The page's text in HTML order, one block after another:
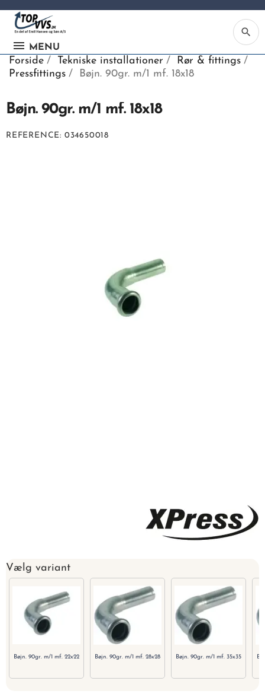
MENU
search
Forside Tekniske installationer
Rør & fittings
Pressfittings
Bøjn. 90gr. m/1 mf. 18x18
Bøjn. 90gr. m/1 mf. 18x18
REFERENCE 034650018
Vælg variant
Bøjn. 90gr. m/1 mf. 22x22 Bøjn. 90gr. m/1 mf. 28x28 Bøjn. 90gr. m/1 mf. 35x35